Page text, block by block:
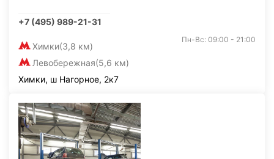
+7 (495) 989-21-31
Химки(3,8 км)
Левобережная(5,6 км)
Пн-Вс: 09:00 - 21:00
Химки, ш Нагорное, 2к7